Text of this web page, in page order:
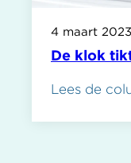
De klok
4 maart 2023
Lees de